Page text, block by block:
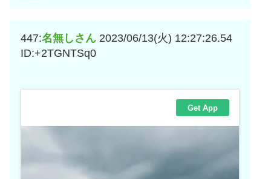
447:名無しさん 2023/06/13(火) 12:27:26.54
ID:+2TGNTSq0